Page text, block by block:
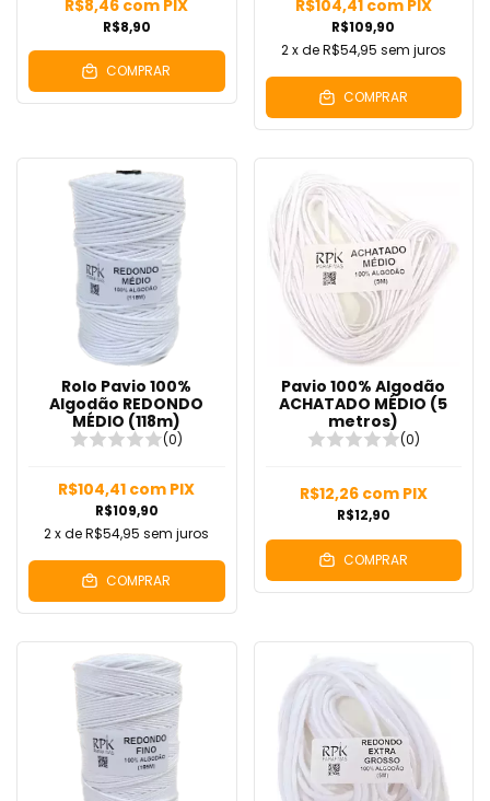
R$8,90
R$8,46 com PIX
COMPRAR
R$109,90
R$104,41 com PIX
2x deR$54,95 sem juros
COMPRAR
Rolo Pavio 100%
Algodão REDONDO
MÉDIO (118m)
(0)
R$109,90
R$104,41 com PIX
2x deR$54,95 sem juros
COMPRAR
Pavio 100% Algodão
ACHATADO MÉDIO (5
metros)
(0)
R$12,90
R$12,26 com PIX
COMPRAR